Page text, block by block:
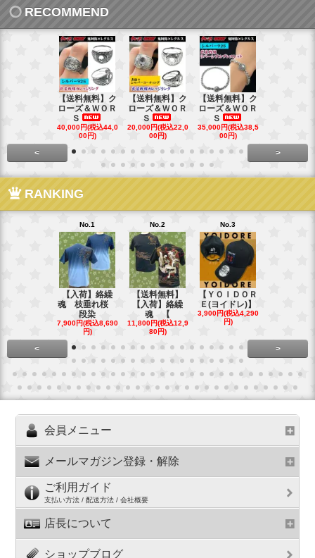
RECOMMEND
【送料無料】ク
ローズ＆ＷＯＲ
Ｓ
40,000円(税込44,0
00円)
【送料無料】ク
ローズ＆ＷＯＲ
Ｓ
20,000円(税込22,0
00円)
【送料無料】ク
ローズ＆ＷＯＲ
Ｓ
35,000円(税込38,5
00円)
< >
RANKING
No.1
【入荷】絡繰
魂 枝垂れ桜
段染
7,900円(税込8,690
円)
No.2
【送料無料】
【入荷】絡繰
魂 【
11,800円(税込12,9
80円)
No.3
【ＹＯＩＤＯＲ
Ｅ(ヨイドレ)】
3,900円(税込4,290
円)
< >
会員メニュー
メールマガジン登録・解除
ご利用ガイド
支払い方法 / 配送方法 / 会社概要
店長について
ショップブログ